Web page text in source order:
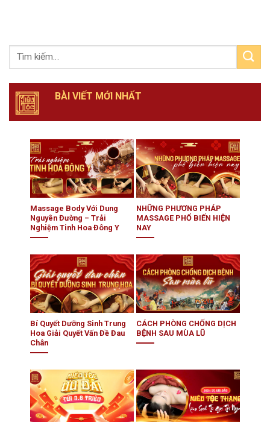
BÀI VIẾT MỚI NHẤT
Massage Body Với Dung
Nguyên Đường – Trải
Nghiệm Tinh Hoa Đông Y
NHỮNG PHƯƠNG PHÁP
MASSAGE PHỔ BIẾN HIỆN
NAY
Bí Quyết Dưỡng Sinh Trung
Hoa Giải Quyết Vấn Đề Đau
Chân
CÁCH PHÒNG CHỐNG DỊCH
BỆNH SAU MÙA LŨ